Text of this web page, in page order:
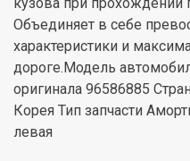
кузова при
Объединяет в себе
характеристики и
дороге.Модель
оригинала 96586885
Корея Тип запчасти
левая